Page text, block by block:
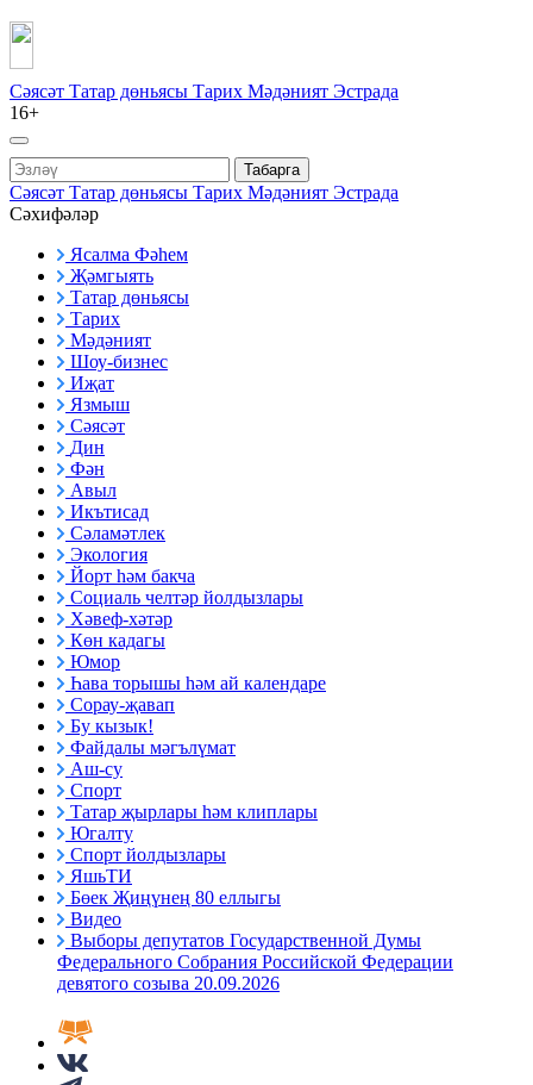
Сәясәт Татар дөньясы Тарих Мәдәният Эстрада
16+
Табарга
Сәясәт Татар дөньясы Тарих Мәдәният Эстрада
Сәхифәләр
Ясалма Фәһем
Җәмгыять
Татар дөньясы
Тарих
Мәдәният
Шоу-бизнес
Иҗат
Язмыш
Сәясәт
Дин
Фән
Авыл
Икътисад
Сәламәтлек
Экология
Йорт һәм бакча
Социаль челтәр йолдызлары
Хәвеф-хәтәр
Көн кадагы
Юмор
Һава торышы һәм ай календаре
Сорау-җавап
Бу кызык!
Файдалы мәгълүмат
Аш-су
Спорт
Татар җырлары һәм клиплары
Югалту
Спорт йолдызлары
ЯшьТИ
Бөек Җиңүнең 80 еллыгы
Видео
Выборы депутатов Государственной Думы
Федерального Собрания Российской Федерации
девятого созыва 20.09.2026